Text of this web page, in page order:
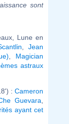
sont
Lune en
,Jean
Magician
astraux
: Cameron
Guevara
ayant cet